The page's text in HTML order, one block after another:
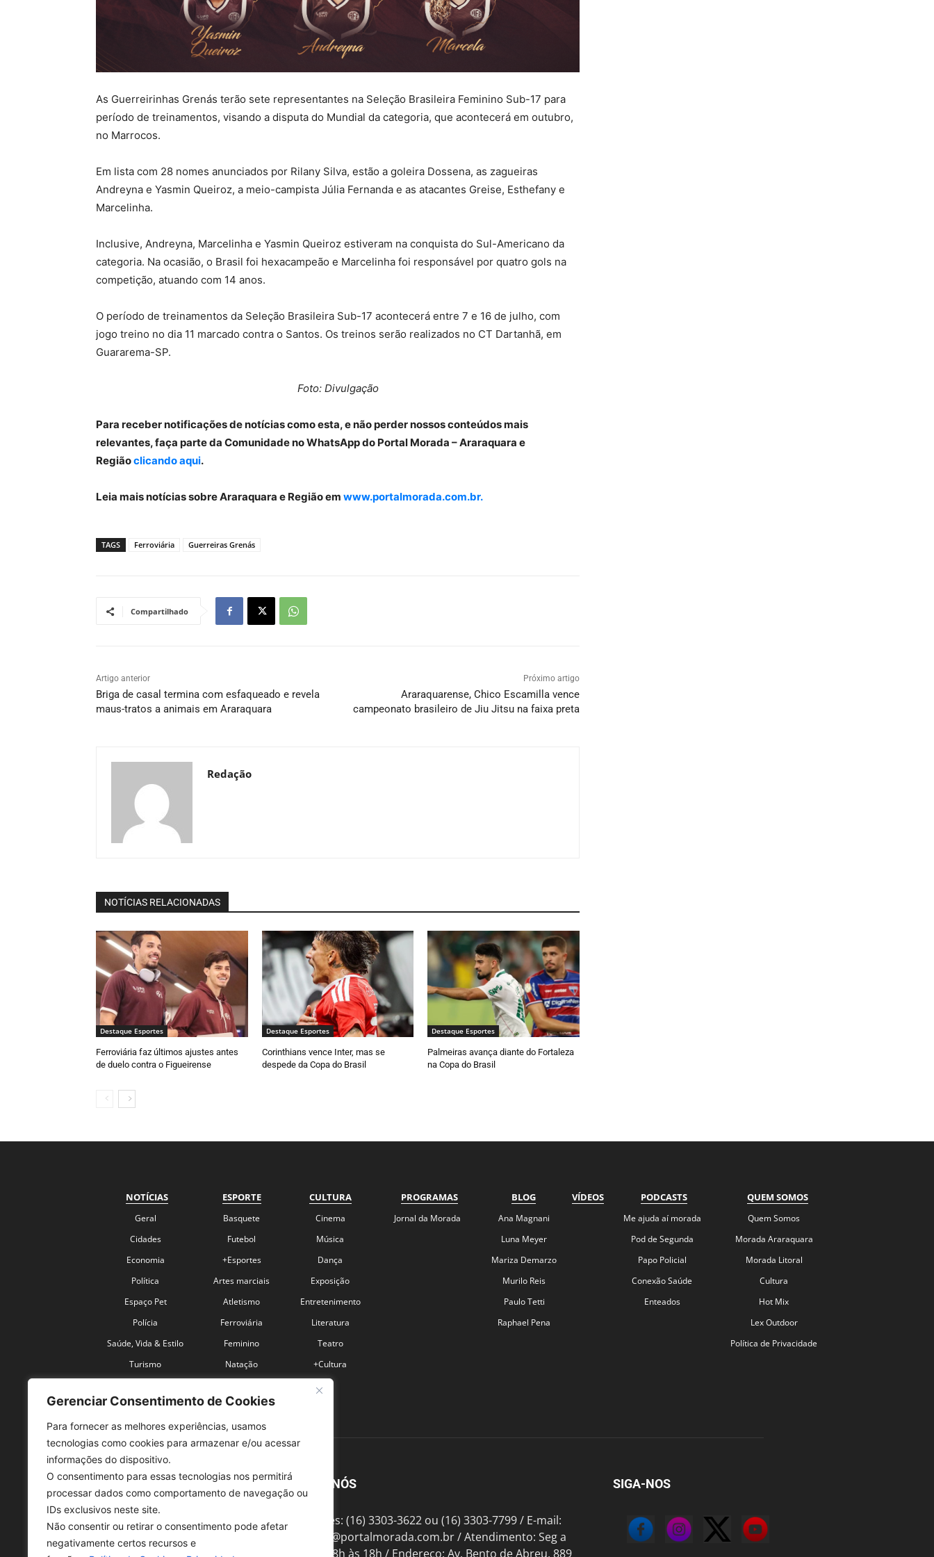
Gerenciar Consentimento de Cookies
Para fornecer as melhores experiências, usamos
tecnologias como cookies para armazenar e/ou acessar
informações do dispositivo.
O consentimento para essas tecnologias nos permitirá
processar dados como comportamento de navegação ou
IDs exclusivos neste site.
Não consentir ou retirar o consentimento pode afetar
negativamente certos recursos e
As Guerreirinhas Grenás terão sete representantes na Seleção Brasileira Feminino Sub-17 para
período de treinamentos, visando a disputa do Mundial da categoria, que acontecerá em outubro,
no Marrocos.
Em lista com 28 nomes anunciados por Rilany Silva, estão a goleira Dossena, as zagueiras
Andreyna e Yasmin Queiroz, a meio-campista Júlia Fernanda e as atacantes Greise, Esthefany e
Marcelinha.
Inclusive, Andreyna, Marcelinha e Yasmin Queiroz estiveram na conquista do Sul-Americano da
categoria. Na ocasião, o Brasil foi hexacampeão e Marcelinha foi responsável por quatro gols na
competição, atuando com 14 anos.
O período de treinamentos da Seleção Brasileira Sub-17 acontecerá entre 7 e 16 de julho, com
jogo treino no dia 11 marcado contra o Santos. Os treinos serão realizados no CT Dartanhã, em
Guararema-SP.
Foto: Divulgação
Para receber notificações de notícias como esta, e não perder nossos conteúdos mais
relevantes, faça parte da Comunidade no WhatsApp do Portal Morada – Araraquara e
Regiãoclicando aqui.
Leia mais notícias sobre Araraquara e Região em www.portalmorada.com.br.
TAGS Ferroviária Guerreiras Grenás
Compartilhado
Artigo anterior
Briga de casal termina com esfaqueado e revela
maus-tratos a animais em Araraquara
Próximo artigo
Araraquarense, Chico Escamilla vence
campeonato brasileiro de Jiu Jitsu na faixa preta
Redação
NOTÍCIAS RELACIONADAS
Destaque Esportes
Ferroviária faz últimos ajustes antes
de duelo contra o Figueirense
Destaque Esportes
Corinthians vence Inter, mas se
despede da Copa do Brasil
Destaque Esportes
Palmeiras avança diante do Fortaleza
na Copa do Brasil
NOTÍCIAS
Geral
Cidades
Economia
Política
Espaço Pet
Polícia
Saúde, Vida & Estilo
Turismo
ESPORTE
Basquete
Futebol
+Esportes
Artes marciais
Atletismo
Ferroviária
Feminino
Natação
CULTURA
Cinema
Música
Dança
Exposição
Entretenimento
Literatura
Teatro
+Cultura
PROGRAMAS
Jornal da Morada
BLOG
Ana Magnani
Luna Meyer
Mariza Demarzo
Murilo Reis
Paulo Tetti
Raphael Pena
VÍDEOS PODCASTS
Me ajuda aí morada
Pod de Segunda
Papo Policial
Conexão Saúde
Enteados
QUEM SOMOS
Quem Somos
Morada Araraquara
Morada Litoral
Cultura
Hot Mix
Lex Outdoor
Política de Privacidade
SOBRE NÓS
Telefones: (16) 3303-3622 ou (16) 3303-7799 / E-mail:
contato@portalmorada.com.br/ Atendimento: Seg a
Sex das 8h às 18h / Endereço: Av. Bento de Abreu, 889
SIGA-NOS